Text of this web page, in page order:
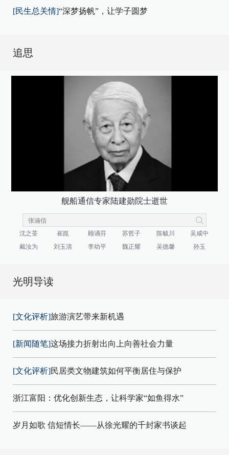
[民生总关情]“深梦扬帆”，让学子圆梦
追思
舰船通信专家陆建勋院士逝世
沈之荃 崔崑 顾诵芬 苏哲子 陈毓川
吴咸中
戴汝为
刘玉清 李幼平 魏正耀 吴德馨 孙玉
光明导读
[文化评析]旅游演艺带来新机遇
[新闻随笔]这场接力折射出向上向善社会力量
[文化评析]民居类文物建筑如何平衡居住与保护
浙江富阳：优化创新生态，让科学家“如鱼得水”
岁月如歌 信短情长——从徐光耀的千封家书谈起